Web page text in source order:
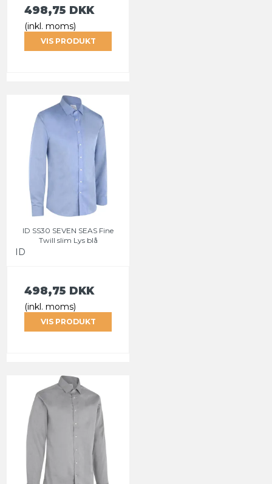
498,75 DKK
(inkl. moms)
VIS PRODUKT
ID SS30 SEVEN SEAS Fine
Twill slim Lys blå
ID
498,75 DKK
(inkl. moms)
VIS PRODUKT